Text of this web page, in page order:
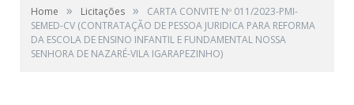
Home » Licitações »
CARTA CONVITE Nº 011/2023-PMI-
SEMED-CV (CONTRATAÇÃO DE PESSOA JURIDICA PARA REFORMA
DA ESCOLA DE ENSINO INFANTIL E FUNDAMENTAL NOSSA
SENHORA DE NAZARÉ-VILA IGARAPEZINHO)